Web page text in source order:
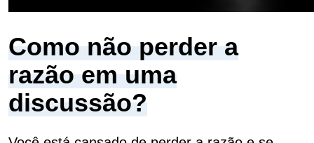
Como não perder a
razão em uma
discussão?